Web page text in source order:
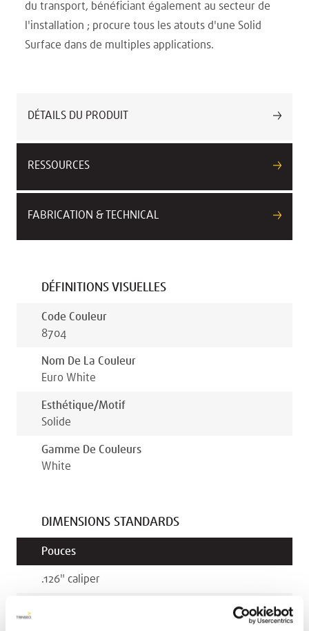
du transport, bénéficiant également au secteur de
l'installation ; procure tous les atouts d'une Solid
Surface dans de multiples applications.
DÉTAILS DU PRODUIT
RESSOURCES
FABRICATION & TECHNICAL
DÉFINITIONS VISUELLES
Code Couleur
8704
Nom De La Couleur
Euro White
Esthétique/motif
Solide
Gamme De Couleurs
White
DIMENSIONS STANDARDS
Pouces
.126" caliper